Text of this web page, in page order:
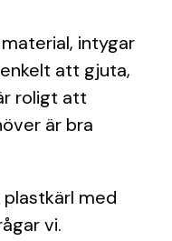
intygar
att gjuta,
roligt att
är bra
plastkärl med
vi.